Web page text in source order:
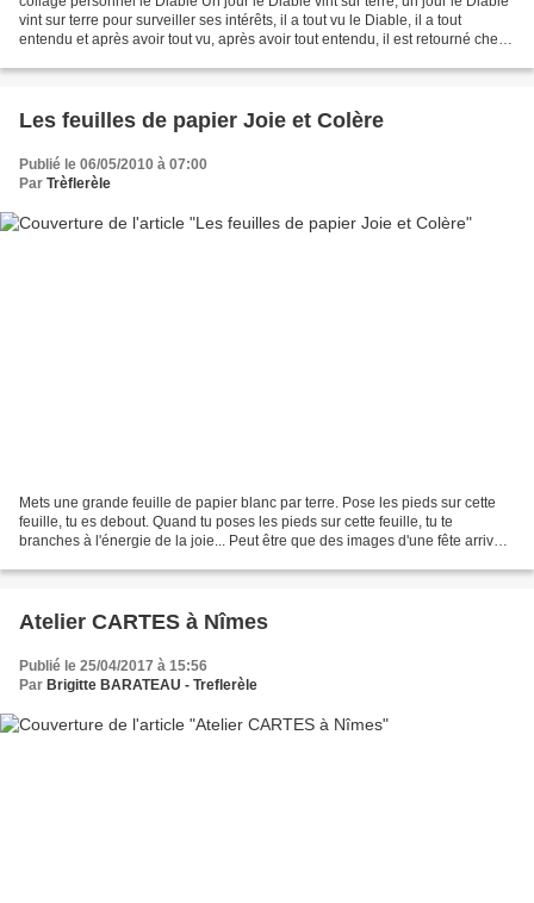
vint sur terre pour surveiller ses intérêts, il a tout vu le Diable, il a tout
entendu et après avoir tout vu, après avoir tout entendu, il est retourné chez
Les feuilles de papier Joie et Colère
Publié le 06/05/2010 à 07:00
Par Trèflerèle
Mets une grande feuille de papier blanc par terre. Pose les pieds sur cette
feuille, tu es debout. Quand tu poses les pieds sur cette feuille, tu te
branches à l'énergie de la joie... Peut être que des images d'une fête arrivent
Atelier CARTES à Nîmes
Publié le 25/04/2017 à 15:56
Par Brigitte BARATEAU - Treflerèle